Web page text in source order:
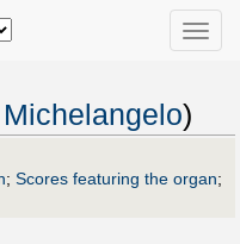
Toggle
)
; Scores featuring the organ;